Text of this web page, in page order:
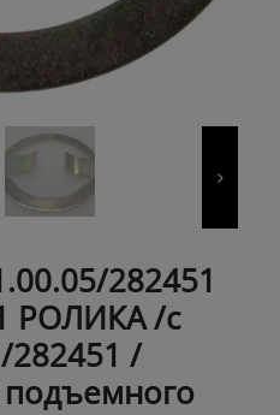
282451
РОЛИКА /с
282451 /